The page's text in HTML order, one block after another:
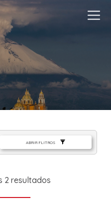
ABRIR FLITROS
2 resultados